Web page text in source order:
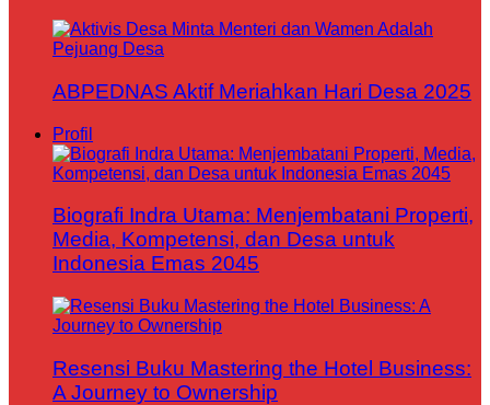
ABPEDNAS Aktif Meriahkan Hari Desa 2025
Profil
Biografi Indra Utama: Menjembatani Properti,
Media, Kompetensi, dan Desa untuk
Indonesia Emas 2045
Resensi Buku Mastering the Hotel Business:
A Journey to Ownership